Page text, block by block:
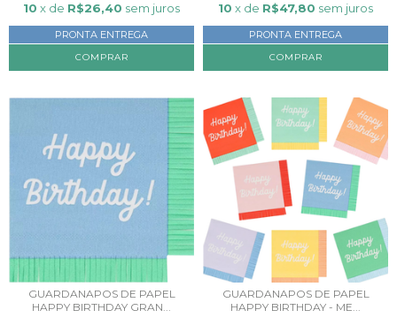
10 x de R$26,40 sem juros
PRONTA ENTREGA
10 x de R$47,80 sem juros
PRONTA ENTREGA
GUARDANAPOS DE PAPEL
HAPPY BIRTHDAY GRAN...
GUARDANAPOS DE PAPEL
HAPPY BIRTHDAY - ME...